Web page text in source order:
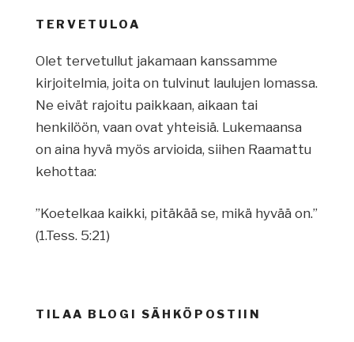
TERVETULOA
Olet tervetullut jakamaan kanssamme
kirjoitelmia, joita on tulvinut laulujen lomassa.
Ne eivät rajoitu paikkaan, aikaan tai
henkilöön, vaan ovat yhteisiä. Lukemaansa
on aina hyvä myös arvioida, siihen Raamattu
kehottaa:
”Koetelkaa kaikki, pitäkää se, mikä hyvää on.”
(1.Tess. 5:21)
TILAA BLOGI SÄHKÖPOSTIIN